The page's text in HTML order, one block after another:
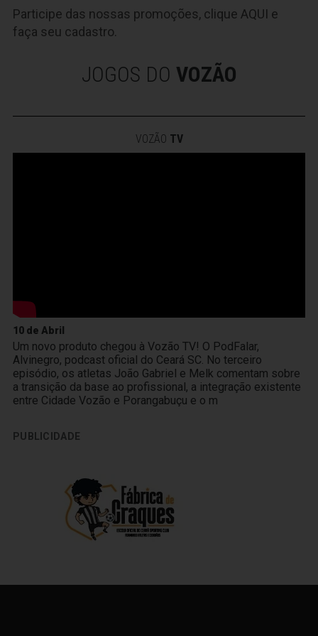
Participe das nossas promoções, clique AQUI e
faça seu cadastro.
JOGOS DO VOZÃO
VOZÃO TV
10 de Abril
Um novo produto chegou à Vozão TV! O PodFalar,
Alvinegro, podcast oficial do Ceará SC. No terceiro
episódio, os atletas João Gabriel e Melk comentam sobre
a transição da base ao profissional, a integração existente
entre Cidade Vozão e Porangabuçu e o m
PUBLICIDADE